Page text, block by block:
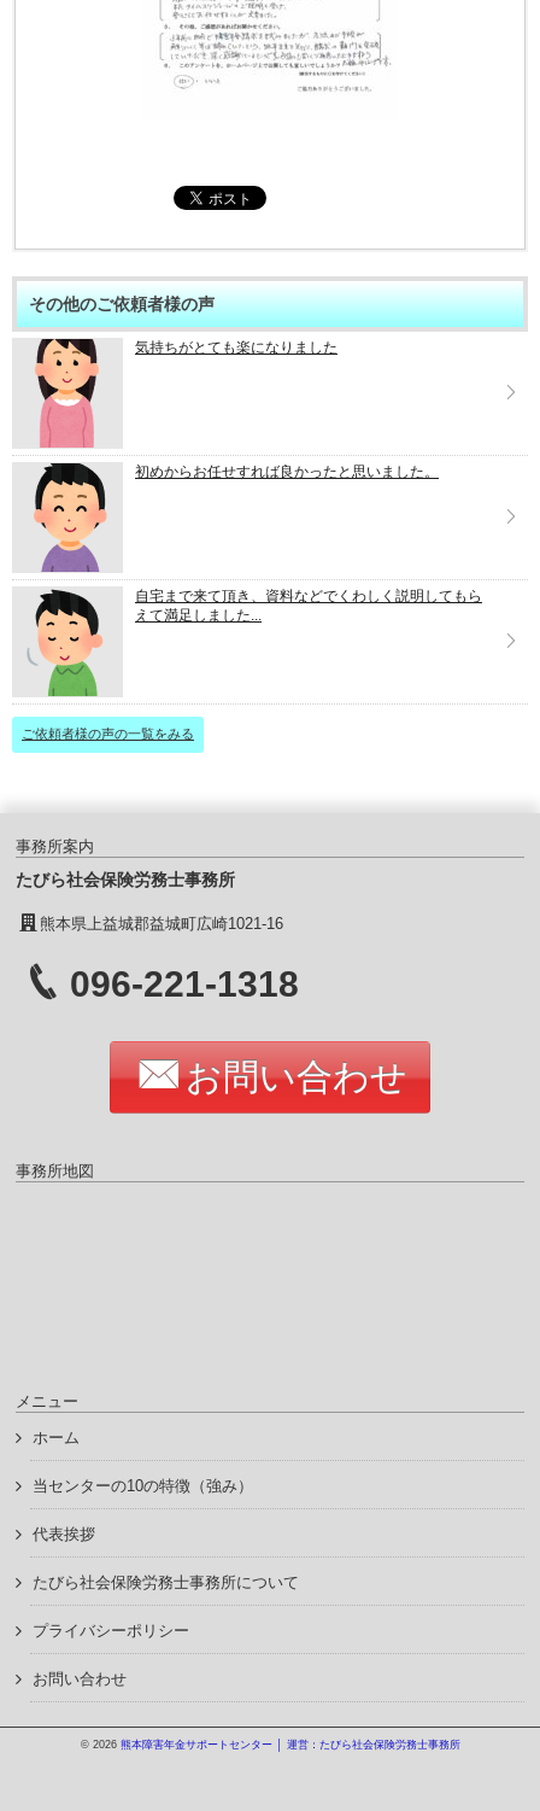
その他のご依頼者様の声
気持ちがとても楽になりました
初めからお任せすれば良かったと思いました。
自宅まで来て頂き、資料などでくわしく説明してもら
えて満足しました...
ご依頼者様の声の一覧をみる
事務所案内
たびら社会保険労務士事務所
熊本県上益城郡益城町広崎1021-16
096-221-1318
お問い合わせ
事務所地図
メニュー
ホーム
当センターの10の特徴（強み）
代表挨拶
たびら社会保険労務士事務所について
プライバシーポリシー
お問い合わせ
© 2026 熊本障害年金サポートセンター │ 運営：たびら社会保険労務士事務所